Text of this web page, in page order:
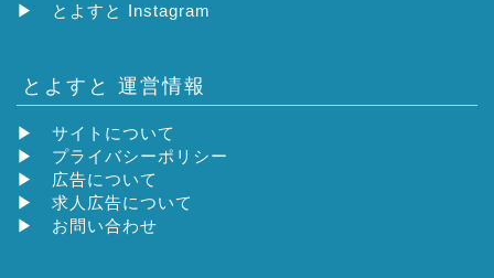
▶
とよすと Instagram
とよすと 運営情報
▶ サイトについて
▶ プライバシーポリシー
▶ 広告について
▶ 求人広告について
▶ お問い合わせ